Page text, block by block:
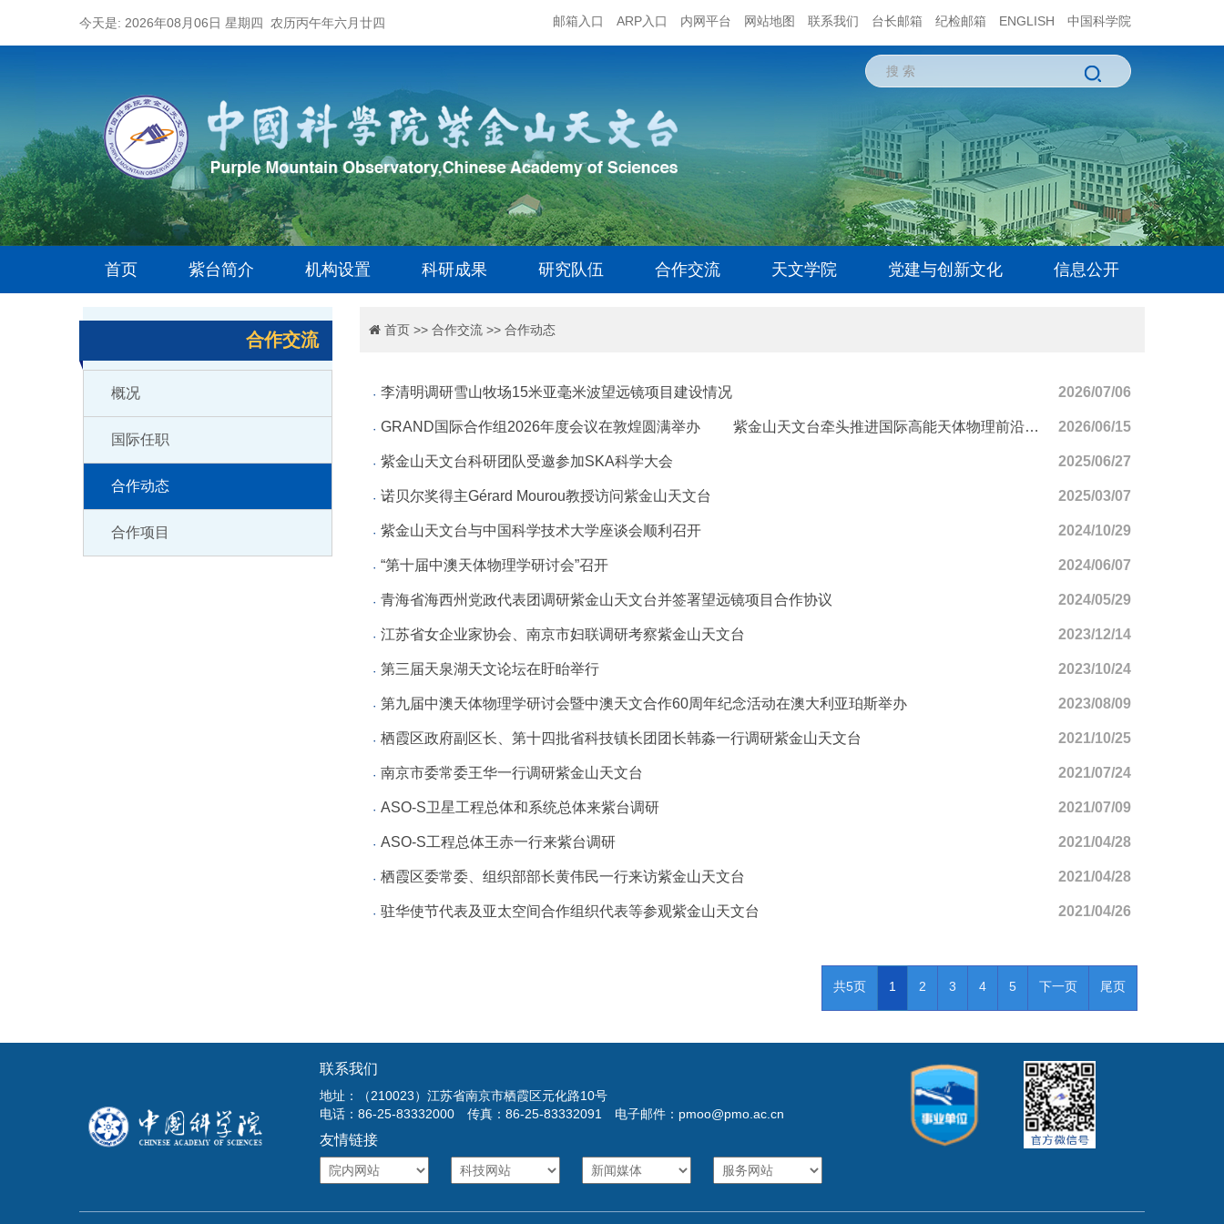
今天是: 2026年08月06日 星期四 农历丙午年六月廿四 邮箱入口 ARP入口 内网平台 网站地图 联系我们 台长邮箱 纪检邮箱 ENGLISH 中国科学院
首页 紫台简介 机构设置 科研成果 研究队伍 合作交流 天文学院 党建与创新文化 信息公开
合作交流
概况
国际任职
合作动态
合作项目
首页>> 合作交流>> 合作动态
李清明调研雪山牧场15米亚毫米波望远镜项目建设情况 2026/07/06
GRAND国际合作组2026年度会议在敦煌圆满举办 紫金山天文台牵头推进国际高能天体物理前沿研究 2026/06/15
紫金山天文台科研团队受邀参加SKA科学大会 2025/06/27
诺贝尔奖得主Gérard Mourou教授访问紫金山天文台 2025/03/07
紫金山天文台与中国科学技术大学座谈会顺利召开 2024/10/29
“第十届中澳天体物理学研讨会”召开 2024/06/07
青海省海西州党政代表团调研紫金山天文台并签署望远镜项目合作协议 2024/05/29
江苏省女企业家协会、南京市妇联调研考察紫金山天文台 2023/12/14
第三届天泉湖天文论坛在盱眙举行 2023/10/24
第九届中澳天体物理学研讨会暨中澳天文合作60周年纪念活动在澳大利亚珀斯举办 2023/08/09
栖霞区政府副区长、第十四批省科技镇长团团长韩淼一行调研紫金山天文台 2021/10/25
南京市委常委王华一行调研紫金山天文台 2021/07/24
ASO-S卫星工程总体和系统总体来紫台调研 2021/07/09
ASO-S工程总体王赤一行来紫台调研 2021/04/28
栖霞区委常委、组织部部长黄伟民一行来访紫金山天文台 2021/04/28
驻华使节代表及亚太空间合作组织代表等参观紫金山天文台 2021/04/26
共5页 1 2 3 4 5 下一页 尾页
联系我们
地址：（210023）江苏省南京市栖霞区元化路10号
电话：86-25-83332000 传真：86-25-83332091 电子邮件：pmoo@pmo.ac.cn
友情链接